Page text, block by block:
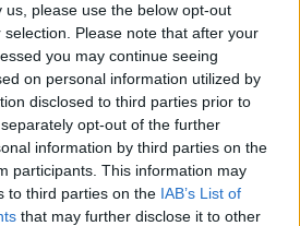
please use the below opt-out
Please note that after your
you may continue seeing
on personal information utilized by
disclosed to third parties prior to
opt-out of the further
information by third parties on the
participants. This information may
to third parties on the IAB’s List of
that may further disclose it to other
mesterséges
| Mintaoltalom minősítésben
az a mesterséges
kisméretű robot, amelyet a
Albert Kázmér
kutatócsoportja fejlesztett.
eszköz képes környezetének